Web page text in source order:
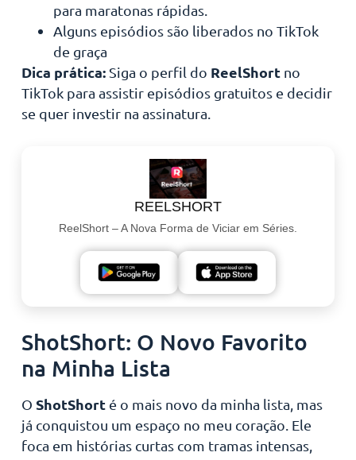
para maratonas rápidas.
Alguns episódios são liberados no TikTok
de graça
Dica prática:Siga o perfil do ReelShort no
TikTok para assistir episódios gratuitos e decidir
se quer investir na assinatura.
REELSHORT
ReelShort – A Nova Forma de Viciar em Séries.
ShotShort: O Novo Favorito
na Minha Lista
O ShotShort é o mais novo da minha lista, mas
já conquistou um espaço no meu coração. Ele
foca em histórias curtas com tramas intensas,